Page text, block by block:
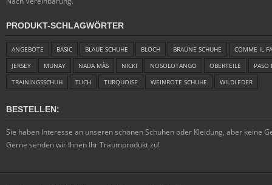
PRODUKT-SCHLAGWÖRTER
ANGEBOTE BASIC BLAUE SCHUHE BLOCH BRAUNE SCHUHE
COMME IL
JERSEY
MUNAY NADA MÀS NICKI NOSOLOTANGO OBERTEILE
PASO
TRAININGSSCHUH
TUCH TURQUOISE WEINROTE SCHUHE WILDLEDER
BESTELLEN:
Sie haben Interesse an unseren schönen Schuhen oder Kleidung, aber keine
Gerne senden wir Ihnen Ihr Traumprodukt zu!